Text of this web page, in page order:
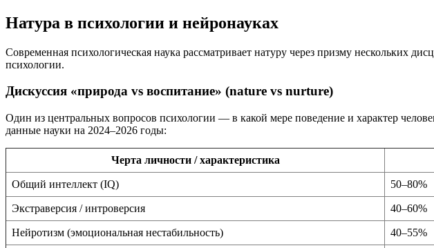
Натура в психологии и нейронауках
Современная психологическая наука рассматривает натуру через призму нескольких
психологии.
Дискуссия «природа vs воспитание» (nature vs nurture)
Один из центральных вопросов психологии — в какой мере поведение и характер
данные науки на 2024–2026 годы:
Черта личности / характеристика
Общий интеллект (IQ) 50–80%
Экстраверсия / интроверсия 40–60%
Нейротизм (эмоциональная нестабильность) 40–55%